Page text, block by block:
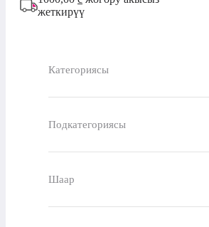
жеткирүү
Категориясы
Подкатегориясы
Шаар